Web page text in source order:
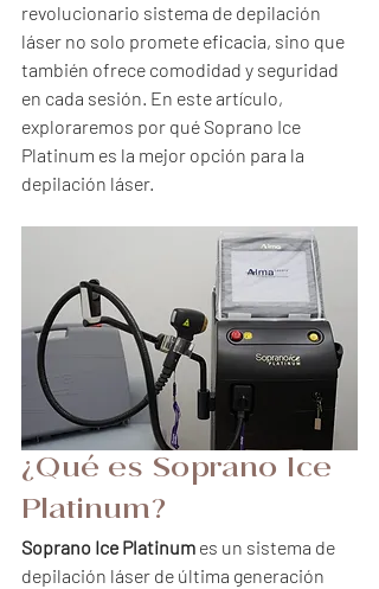
revolucionario sistema de depilación
láser no solo promete eficacia, sino que
también ofrece comodidad y seguridad
en cada sesión. En este artículo,
exploraremos por qué Soprano Ice
Platinum es la mejor opción para la
depilación láser.
¿Qué es Soprano Ice
Platinum?
Soprano Ice Platinum es un sistema de
depilación láser de última generación